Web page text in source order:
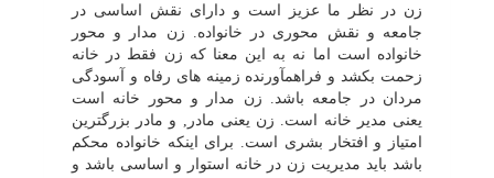
زن در نظر ما عزیز است و داراى نقش اساسى در
جامعه و نقش محورى در خانواده. زن مدار و محور
خانواده است اما نه به این معنا که زن فقط در خانه
زحمت بکشد و فراهمآورنده زمینه هاى رفاه و آسودگى
مردان در جامعه باشد. زن مدار و محور خانه است
یعنى مدیر خانه است. زن یعنى مادر, و مادر بزرگترین
امتیاز و افتخار بشرى است. براى اینکه خانواده محکم
باشد باید مدیریت زن در خانه استوار و اساسى باشد و